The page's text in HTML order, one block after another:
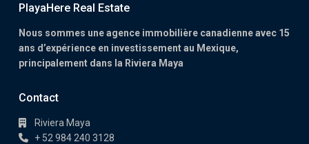
PlayaHere Real Estate
Nous sommes une agence immobilière canadienne avec 15
ans d’expérience en investissement au Mexique,
principalement dans la Riviera Maya
Contact
Riviera Maya
+ 52 984 240 3128